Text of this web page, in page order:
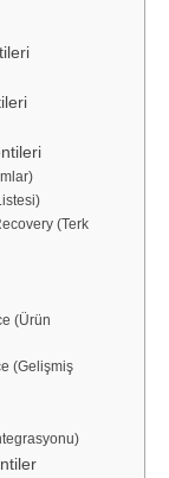
(Terk
(Ürün
(Gelişmiş